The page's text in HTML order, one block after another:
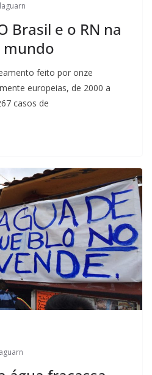
Brasil e o RN na
feito por onze
europeias, de 2000 a
casos de